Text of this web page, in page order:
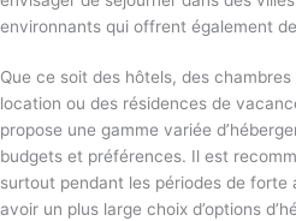
environnants qui offrent également
Que ce soit des hôtels, des
location ou des résidences de
propose une gamme variée
budgets et préférences. Il est
surtout pendant les périodes de
avoir un plus large choix d’options